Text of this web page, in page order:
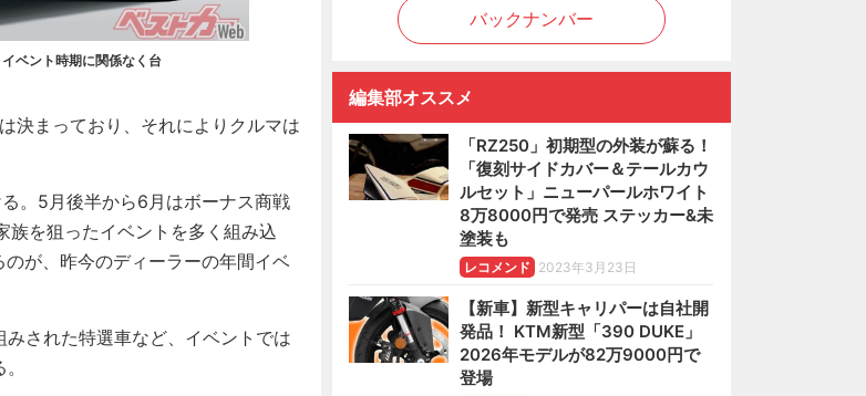
ベント時期に関係なく台
決まっており、それによりクルマは
。5月後半から6月はボーナス商戦
族を狙ったイベントを多く組み込
が、昨今のディーラーの年間イベ
された特選車など、イベントでは
バックナンバー
編集部オススメ
「RZ250」初期型の外装が蘇る！
「復刻サイドカバー＆テールカウ
ルセット」ニューパールホワイト
8万8000円で発売 ステッカー&未
塗装も
レコメンド 2023年3月23日
【新車】新型キャリパーは自社開
発品！ KTM新型「390 DUKE」
2026年モデルが82万9000円で
登場